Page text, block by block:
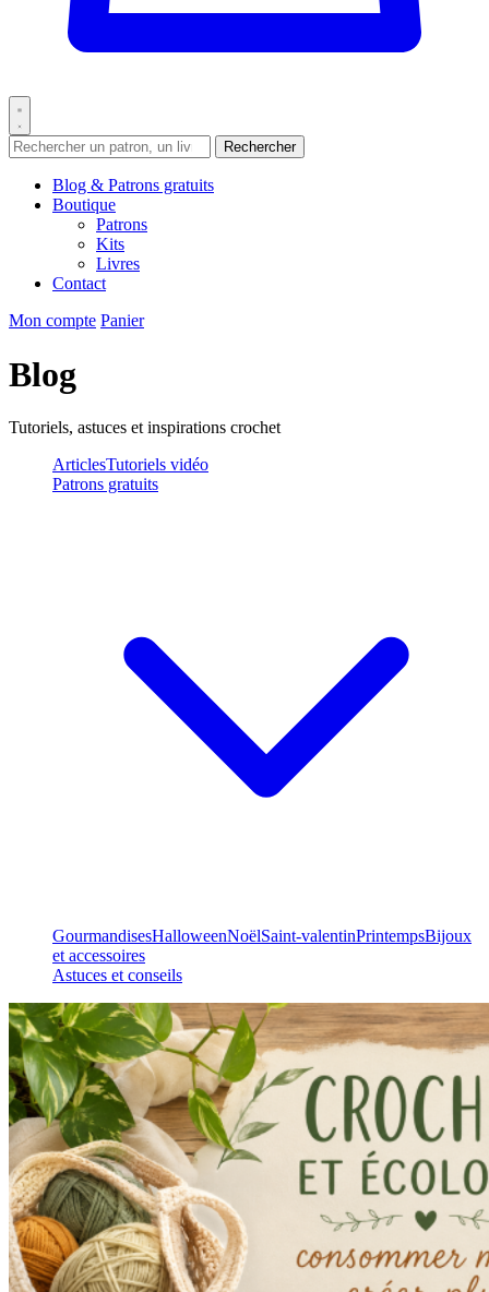
Rechercher
Blog & Patrons gratuits
Boutique
Patrons
Kits
Livres
Contact
Mon compte Panier
Blog
Tutoriels, astuces et inspirations crochet
ArticlesTutoriels vidéo
Patrons gratuits
GourmandisesHalloweenNoëlSaint-valentinPrintempsBijoux
et accessoires
Astuces et conseils